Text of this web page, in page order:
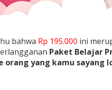
bahwa Rp 195.000 ini
Paket Belajar
orang yang kamu sayang